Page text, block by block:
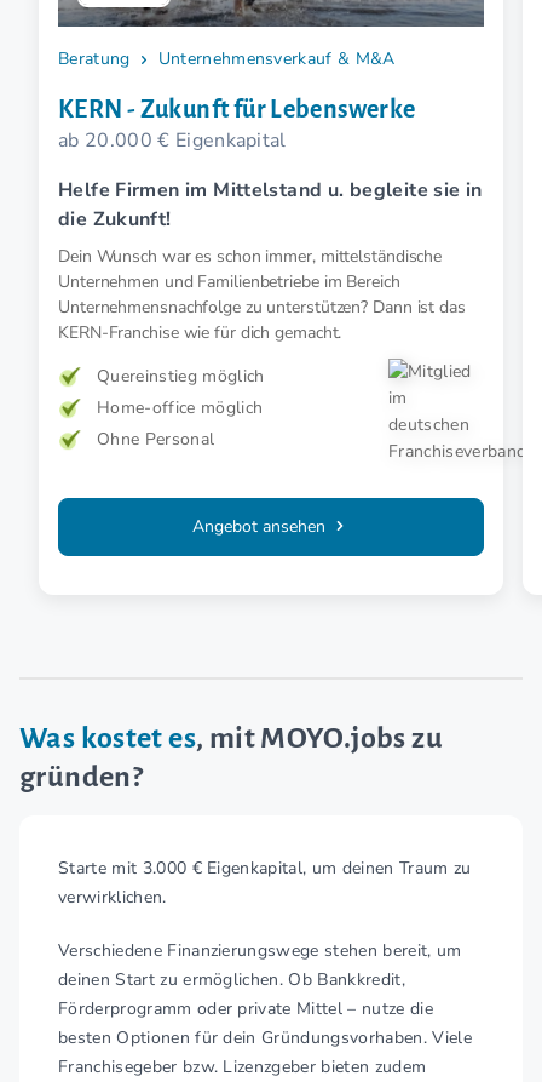
Beratung Unternehmensverkauf & M&A
KERN - Zukunft für Lebenswerke
ab 20.000 € Eigenkapital
Helfe Firmen im Mittelstand u. begleite sie in
die Zukunft!
Dein Wunsch war es schon immer, mittelständische
Unternehmen und Familienbetriebe im Bereich
Unternehmensnachfolge zu unterstützen? Dann ist das
KERN-Franchise wie für dich gemacht.
Quereinstieg möglich
Home-office möglich
Ohne Personal
Angebot ansehen
Was kostet es, mit MOYO.jobs zu
gründen?
Starte mit 3.000 € Eigenkapital, um deinen Traum zu
verwirklichen.
Verschiedene Finanzierungswege stehen bereit, um
deinen Start zu ermöglichen. Ob Bankkredit,
Förderprogramm oder private Mittel – nutze die
besten Optionen für dein Gründungsvorhaben. Viele
Franchisegeber bzw. Lizenzgeber bieten zudem